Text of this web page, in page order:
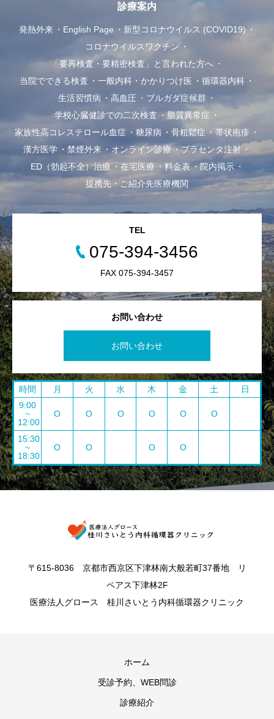
診療案内
発熱外来 English Page
新型コロナウイルス (COVID19)
コロナウイルスワクチン
「要再検査・要精密検査」と言われた方へ
当院でできる検査
一般内科・かかりつけ医
循環器内科
生活習慣病
高血圧
ブルガダ症候群
学校心臓健診での二次検査
脂質異常症
家族性高コレステロール血症
糖尿病 骨粗鬆症
帯状疱疹
漢方医学
禁煙外来 オンライン診療
プラセンタ注射
ED（勃起不全）治療
在宅医療 料金表
院内掲示
提携先・ご紹介先医療機関
お問い合わせ
お問い合わせ
TEL
075-394-3456
FAX 075-394-3457
時間 月 火 水 木 金 土
日
9:00
~
12:00
O O O O O O
15:30
~
18:30
O O O O
〒615-8036 京都市西京区下津林南大般若町37番地 リ
ペアス下津林2F
医療法人グロース 桂川さいとう内科循環器クリニック
ホーム
受診予約、WEB問診
診療紹介